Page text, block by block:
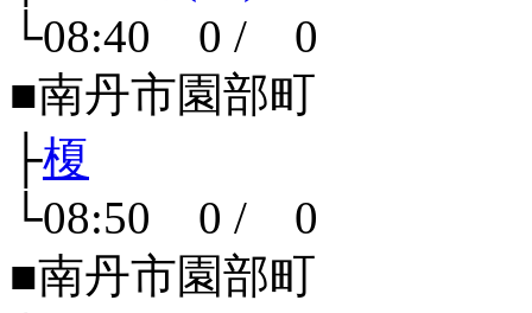
└08:40 0 / 0
■南丹市園部町
├榎
└08:50 0 / 0
■南丹市園部町